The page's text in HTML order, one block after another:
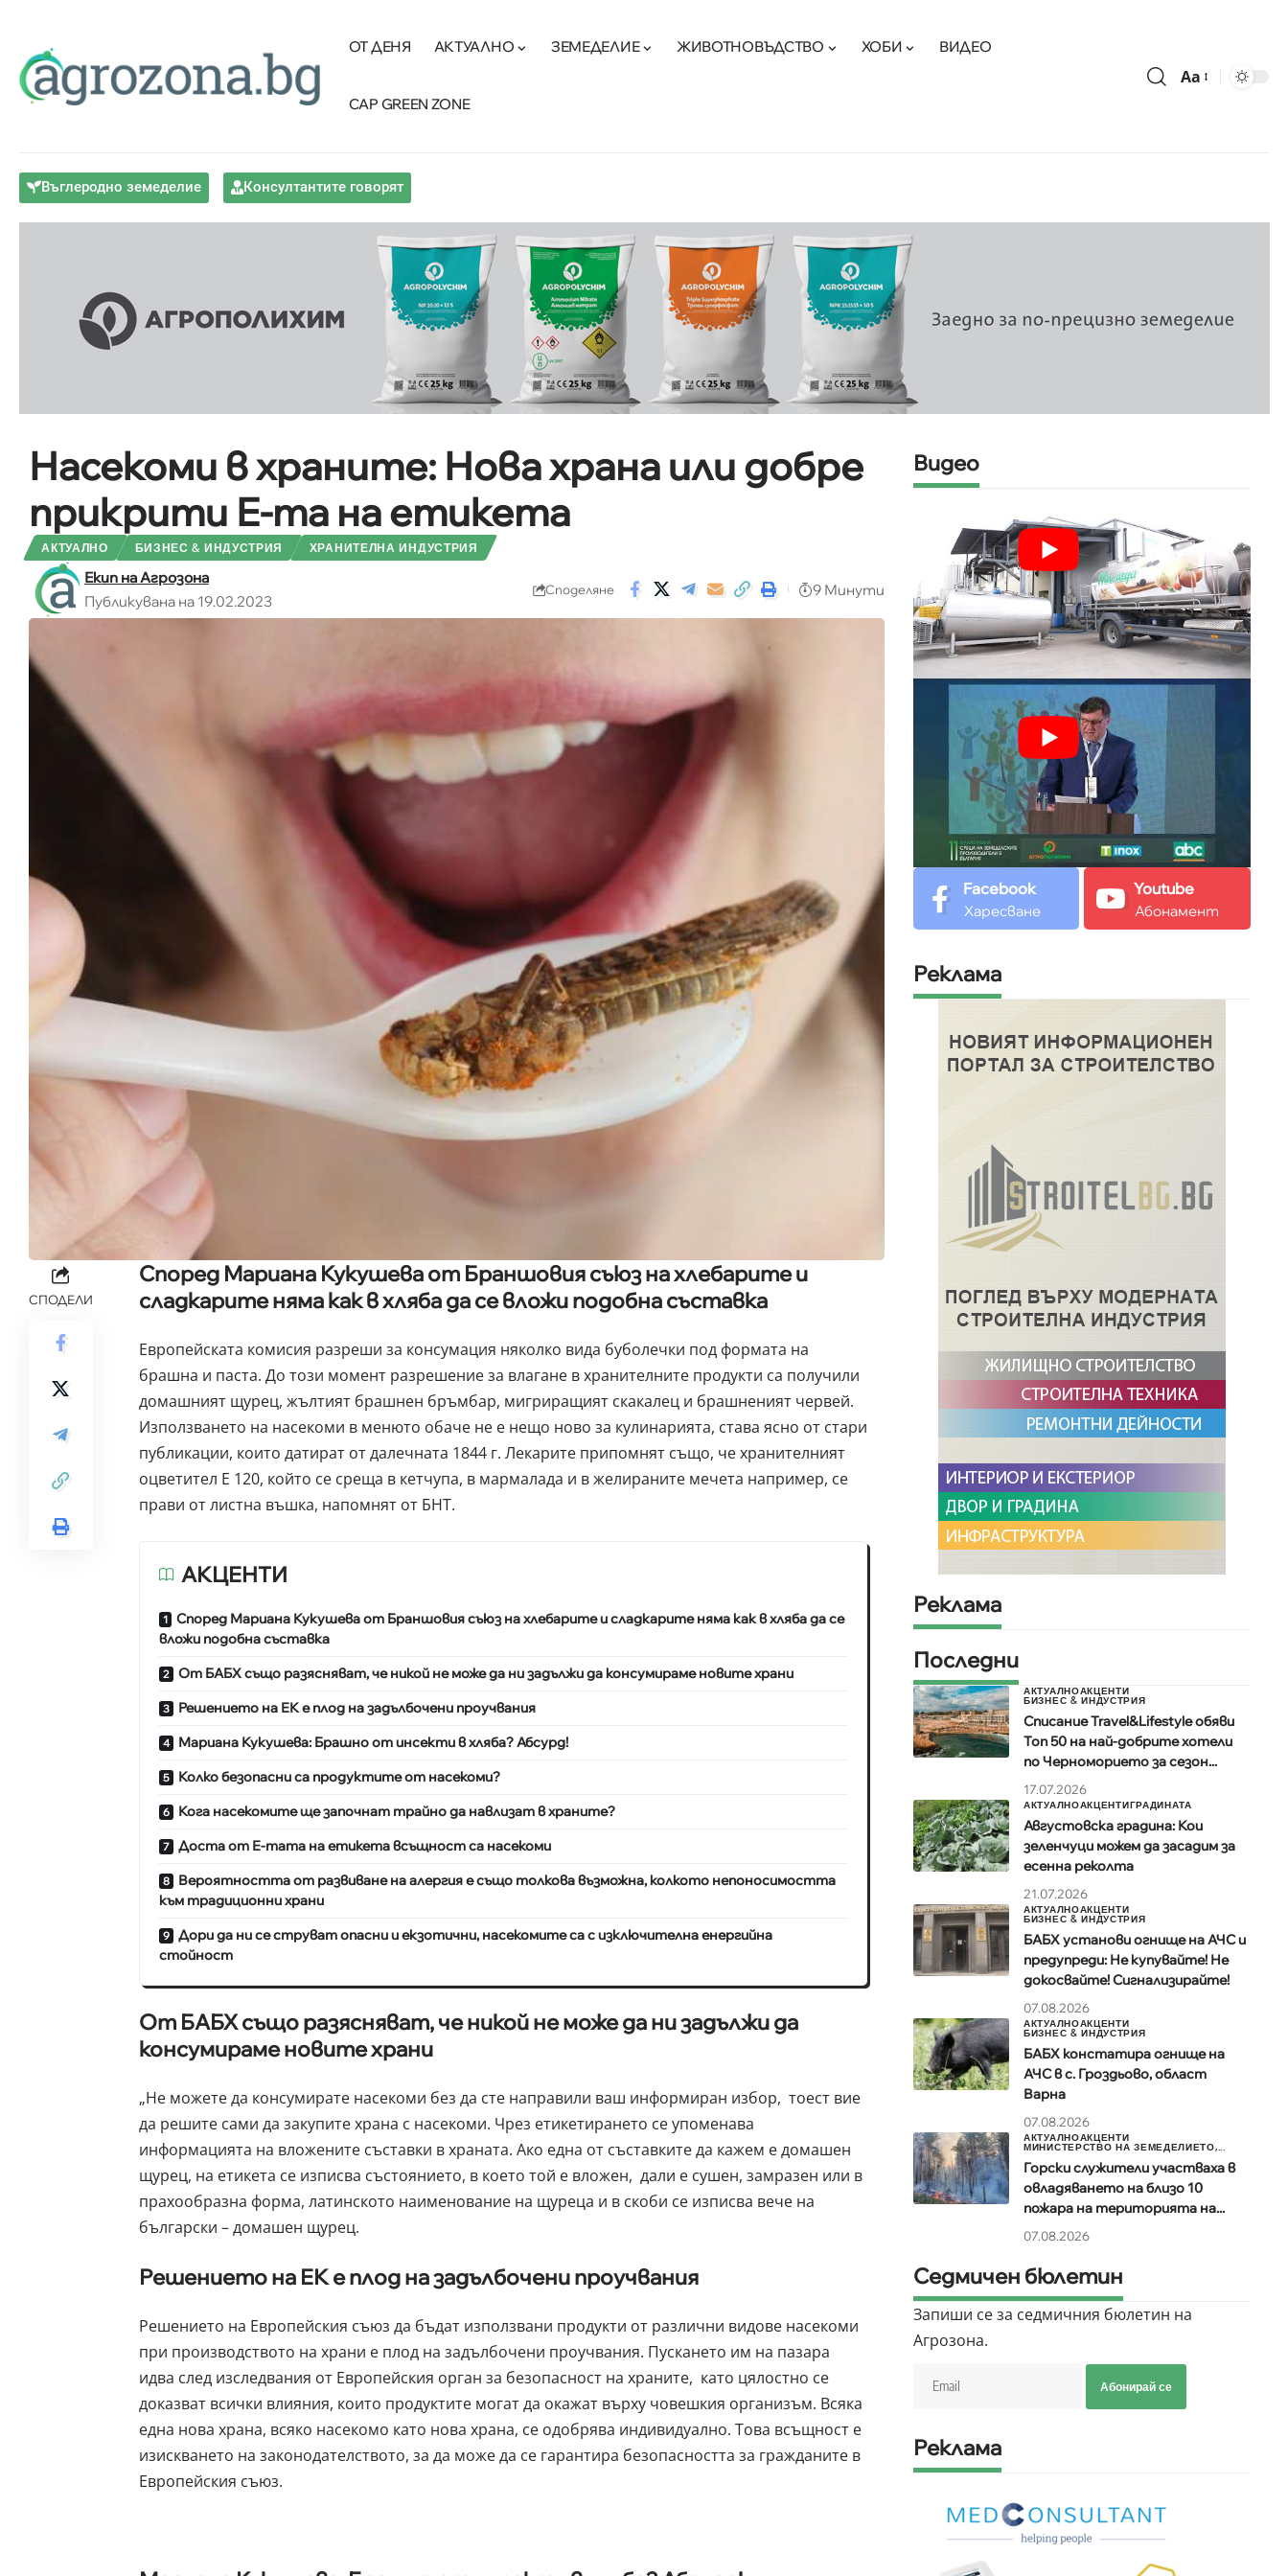
ОТ ДЕНЯ АКТУАЛНО ЗЕМЕДЕЛИЕ ЖИВОТНОВЪДСТВО ХОБИ ВИДЕО
CAP GREEN ZONE
Aa
Въглеродно земеделие Консултантите говорят
Насекоми в храните: Нова храна или добре
прикрити Е-та на етикета
АКТУАЛНО БИЗНЕС & ИНДУСТРИЯ ХРАНИТЕЛНА ИНДУСТРИЯ
Екип на Агрозона
Публикувана на 19.02.2023
Споделяне 9 Минути
СПОДЕЛИ
Според Мариана Кукушева от Браншовия съюз на хлебарите и
сладкарите няма как в хляба да се вложи подобна съставка
Европейската комисия разреши за консумация няколко вида буболечки под формата на
брашна и паста. До този момент разрешение за влагане в хранителните продукти са получили
домашният щурец, жълтият брашнен бръмбар, мигриращият скакалец и брашненият червей.
Използването на насекоми в менюто обаче не е нещо ново за кулинарията, става ясно от стари
публикации, които датират от далечната 1844 г. Лекарите припомнят също, че хранителният
оцветител Е 120, който се среща в кетчупа, в мармалада и в желираните мечета например, се
прави от листна въшка, напомнят от БНТ.
АКЦЕНТИ
Според Мариана Кукушева от Браншовия съюз на хлебарите и сладкарите няма как в хляба да се
вложи подобна съставка
От БАБХ също разясняват, че никой не може да ни задължи да консумираме новите храни
Решението на ЕК е плод на задълбочени проучвания
Мариана Кукушева: Брашно от инсекти в хляба? Абсурд!
Колко безопасни са продуктите от насекоми?
Кога насекомите ще започнат трайно да навлизат в храните?
Доста от Е-тата на етикета всъщност са насекоми
Вероятността от развиване на алергия е също толкова възможна, колкото непоносимостта
към традиционни храни
Дори да ни се струват опасни и екзотични, насекомите са с изключителна енергийна
стойност
От БАБХ също разясняват, че никой не може да ни задължи да
консумираме новите храни
„Не можете да консумирате насекоми без да сте направили ваш информиран избор, тоест вие
да решите сами да закупите храна с насекоми. Чрез етикетирането се упоменава
информацията на вложените съставки в храната. Ако една от съставките да кажем е домашен
щурец, на етикета се изписва състоянието, в което той е вложен, дали е сушен, замразен или в
прахообразна форма, латинското наименование на щуреца и в скоби се изписва вече на
български – домашен щурец.
Решението на ЕК е плод на задълбочени проучвания
Решението на Европейския съюз да бъдат използвани продукти от различни видове насекоми
при производството на храни е плод на задълбочени проучвания. Пускането им на пазара
идва след изследвания от Европейския орган за безопасност на храните, като цялостно се
доказват всички влияния, които продуктите могат да окажат върху човешкия организъм. Всяка
една нова храна, всяко насекомо като нова храна, се одобрява индивидуално. Това всъщност е
изискването на законодателството, за да може да се гарантира безопасността за гражданите в
Европейския съюз.
Видео
Facebook
Харесване
Youtube
Абонамент
Реклама
Реклама
Последни
АКТУАЛНОАКЦЕНТИ
БИЗНЕС & ИНДУСТРИЯ
Списание Travel&Lifestyle обяви
Топ 50 на най-добрите хотели
по Черноморието за сезон...
17.07.2026
АКТУАЛНОАКЦЕНТИГРАДИНАТА
Августовска градина: Кои
зеленчуци можем да засадим за
есенна реколта
21.07.2026
АКТУАЛНОАКЦЕНТИ
БИЗНЕС & ИНДУСТРИЯ
БАБХ установи огнище на АЧС и
предупреди: Не купувайте! Не
докосвайте! Сигнализирайте!
07.08.2026
АКТУАЛНОАКЦЕНТИ
БИЗНЕС & ИНДУСТРИЯ
БАБХ констатира огнище на
АЧС в с. Гроздьово, област
Варна
07.08.2026
АКТУАЛНОАКЦЕНТИ
МИНИСТЕРСТВО НА ЗЕМЕДЕЛИЕТО,...
Горски служители участваха в
овладяването на близо 10
пожара на територията на...
07.08.2026
Седмичен бюлетин
Запиши се за седмичния бюлетин на
Агрозона.
Абонирай се
Реклама